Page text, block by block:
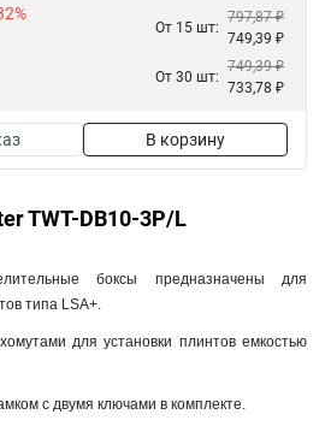
От 15 шт:
797,87 ₽
749,39 ₽
От 30 шт:
749,39 ₽
733,78 ₽
В корзину
TWT-DB10-3P/L
боксы предназначены для
типа LSA+.
для установки плинтов емкостью
с двумя ключами в комплекте.